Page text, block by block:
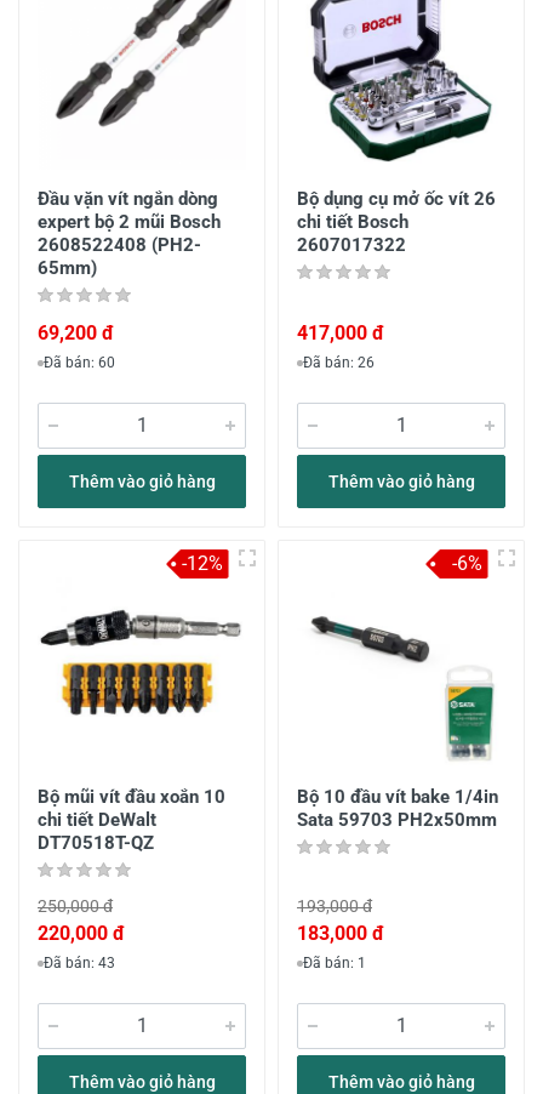
Đầu vặn vít ngắn dòng
expert bộ 2 mũi Bosch
2608522408 (PH2-
65mm)
69,200 đ
Đã bán: 60
Thêm vào giỏ hàng
Bộ dụng cụ mở ốc vít 26
chi tiết Bosch
2607017322
417,000 đ
Đã bán: 26
Thêm vào giỏ hàng
Bộ mũi vít đầu xoắn 10
chi tiết DeWalt
DT70518T-QZ
250,000 đ
220,000 đ
Đã bán: 43
Thêm vào giỏ hàng
-12%
Bộ 10 đầu vít bake 1/4in
Sata 59703 PH2x50mm
193,000 đ
183,000 đ
Đã bán: 1
Thêm vào giỏ hàng
-6%